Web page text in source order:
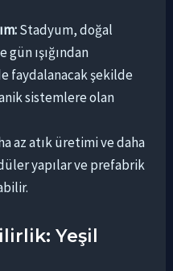
Stadyum, doğal
gün ışığından
faydalanacak şekilde
sistemlere olan
az atık üretimi ve daha
yapılar ve prefabrik
Yeşil